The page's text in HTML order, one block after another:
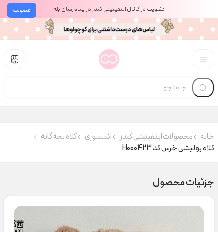
عضویت عضویت در کانال اینفینیتی کیدز در پیام‌رسان بله
خانه محصولات اینفینیتی کیدز اکسسوری
کلاه بچه گانه
کلاه پولیشی خرس کد H000423
جزئیات محصول